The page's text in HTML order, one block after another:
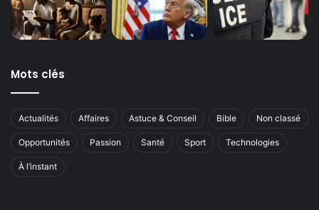
Mots clés
Actualités Affaires Astuce & Conseil Bible Non classé
Opportunités Passion Santé Sport Technologies
À l’instant